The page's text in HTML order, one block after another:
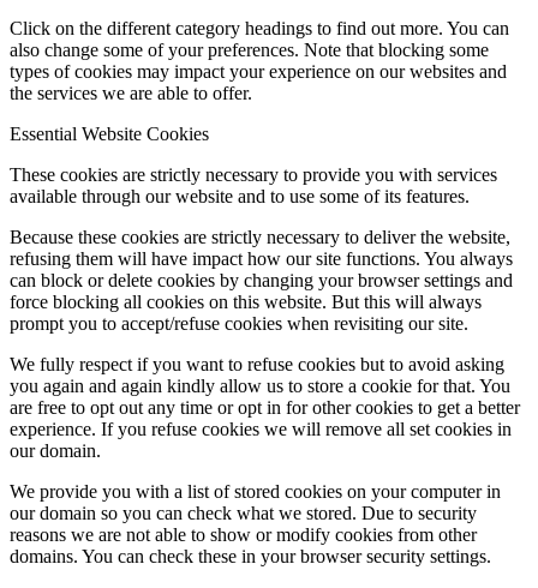
Click on the different category headings to find out more. You can
also change some of your preferences. Note that blocking some
types of cookies may impact your experience on our websites and
the services we are able to offer.
Essential Website Cookies
These cookies are strictly necessary to provide you with services
available through our website and to use some of its features.
Because these cookies are strictly necessary to deliver the website,
refusing them will have impact how our site functions. You always
can block or delete cookies by changing your browser settings and
force blocking all cookies on this website. But this will always
prompt you to accept/refuse cookies when revisiting our site.
We fully respect if you want to refuse cookies but to avoid asking
you again and again kindly allow us to store a cookie for that. You
are free to opt out any time or opt in for other cookies to get a better
experience. If you refuse cookies we will remove all set cookies in
our domain.
We provide you with a list of stored cookies on your computer in
our domain so you can check what we stored. Due to security
reasons we are not able to show or modify cookies from other
domains. You can check these in your browser security settings.